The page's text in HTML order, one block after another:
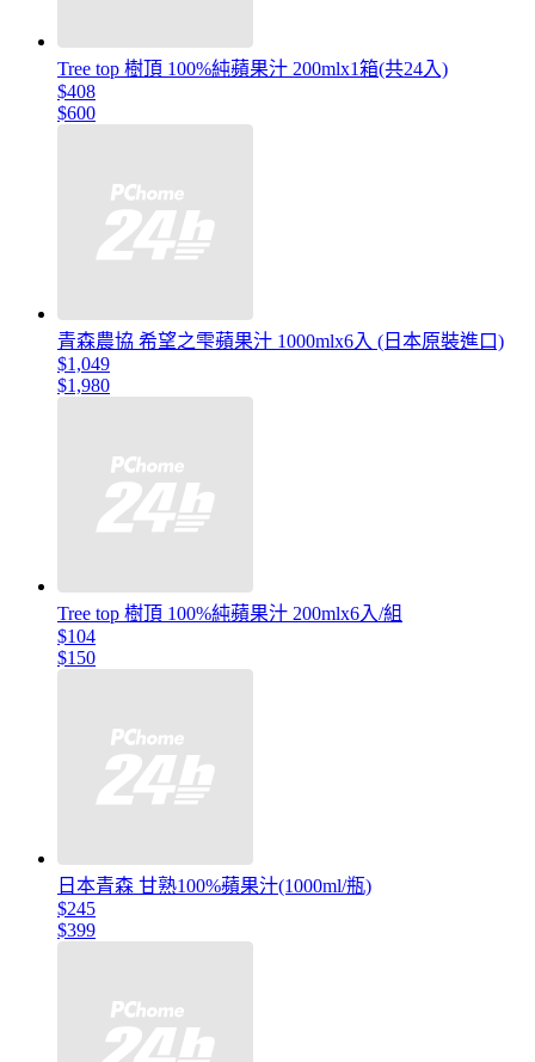
Tree top 樹頂 100%純蘋果汁 200mlx1箱(共24入)
$408
$600
青森農協 希望之雫蘋果汁 1000mlx6入 (日本原裝進口)
$1,049
$1,980
Tree top 樹頂 100%純蘋果汁 200mlx6入/組
$104
$150
日本青森 甘熟100%蘋果汁(1000ml/瓶)
$245
$399